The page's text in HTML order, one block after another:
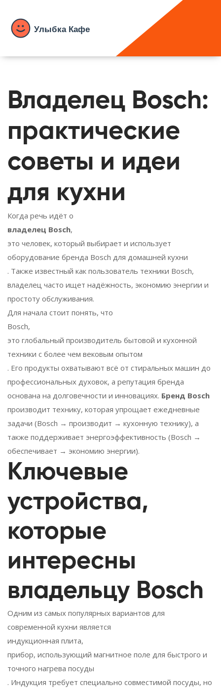
Владелец Bosch:
практические
советы и идеи
для кухни
Когда речь идёт о
владелец Bosch,
это человек, который выбирает и использует
оборудование бренда Bosch для домашней кухни
. Также известный как пользователь техники Bosch,
владелец часто ищет надёжность, экономию энергии и
простоту обслуживания.
Для начала стоит понять, что
Bosch,
это глобальный производитель бытовой и кухонной
техники с более чем вековым опытом
. Его продукты охватывают всё от стиральных машин до
профессиональных духовок, а репутация бренда
основана на долговечности и инновациях. Бренд Bosch
производит технику, которая упрощает ежедневные
задачи (Bosch → производит → кухонную технику), а
также поддерживает энергоэффективность (Bosch →
обеспечивает → экономию энергии).
Ключевые
устройства,
которые
интересны
владельцу Bosch
Одним из самых популярных вариантов для
современной кухни является
индукционная плита,
прибор, использующий магнитное поле для быстрого и
точного нагрева посуды
. Индукция требует специально совместимой посуды, но